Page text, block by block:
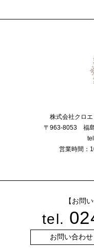
株式会社クロエ
〒963-8053 福
営業時間：
【お問
tel.
お問い合わせ